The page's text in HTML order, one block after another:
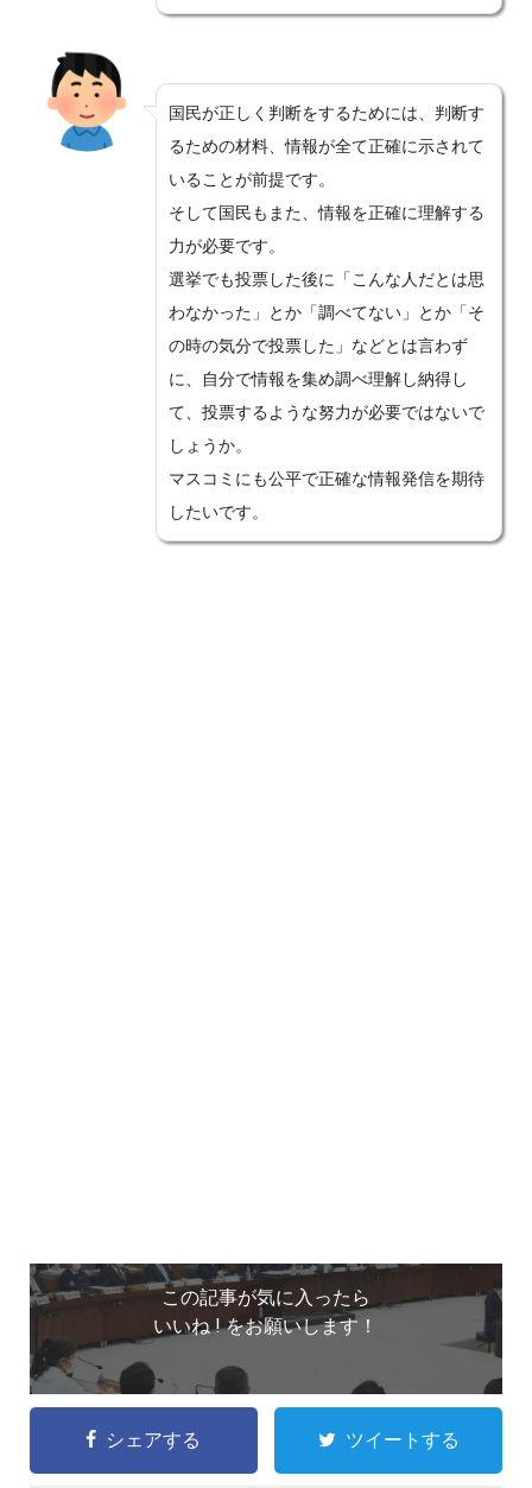
国民が正しく判断をするためには、判断す
るための材料、情報が全て正確に示されて
いることが前提です。
そして国民もまた、情報を正確に理解する
力が必要です。
選挙でも投票した後に「こんな人だとは思
わなかった」とか「調べてない」とか「そ
の時の気分で投票した」などとは言わず
に、自分で情報を集め調べ理解し納得し
て、投票するような努力が必要ではないで
しょうか。
マスコミにも公平で正確な情報発信を期待
したいです。
この記事が気に入ったら
いいね ! をお願いします！
シェアする ツイートする